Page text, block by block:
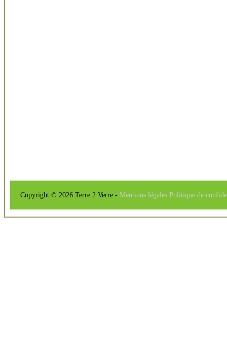
Copyright © 2026 Terre 2 Verre - Mentions légales Politique de